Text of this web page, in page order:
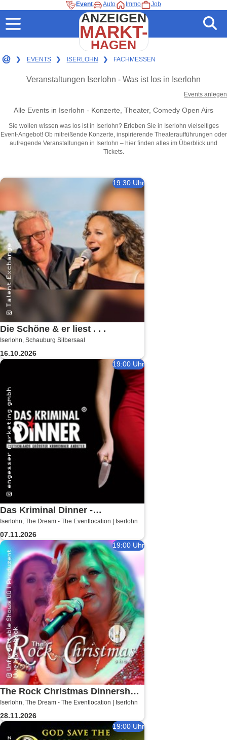
Event Auto Immo Job
ANZEIGEN
MARKT-
HAGEN
❯ EVENTS ❯ ISERLOHN ❯ FACHMESSEN
Veranstaltungen Iserlohn - Was ist los in Iserlohn
Events anlegen
Alle Events in Iserlohn - Konzerte, Theater, Comedy Open Airs
Sie wollen wissen was los ist in Iserlohn? Erleben Sie in Iserlohn vielseitiges
Event-Angebot! Ob mitreißende Konzerte, inspirierende Theateraufführungen oder
aufregende Veranstaltungen in Iserlohn – hier finden alles im Überblick und
Tickets.
19:30 Uhr
Die Schöne & er liest . . .
Iserlohn, Schauburg Silbersaal
16.10.2026
19:00 Uhr
Das Kriminal Dinner -
Hauptkommissar Schröder
ermittelt
Iserlohn, The Dream - The Eventlocation | Iserlohn
07.11.2026
19:00 Uhr
The Rock Christmas Dinnershow
- Unforgettable Shows
Iserlohn, The Dream - The Eventlocation | Iserlohn
28.11.2026
19:00 Uhr